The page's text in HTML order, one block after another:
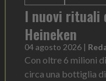
I nuovi rituali
Heineken
04 agosto 2026 |
Con oltre 6 milioni
circa una bottiglia